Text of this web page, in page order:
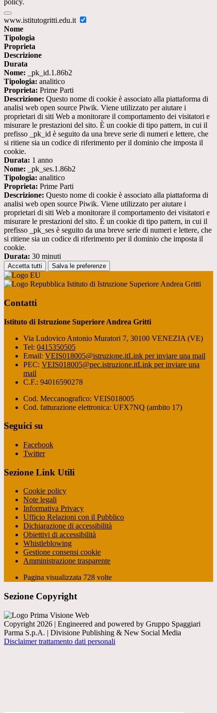
policy.
www.istitutogritti.edu.it
Nome
Tipologia
Proprieta
Descrizione
Durata
Nome: _pk_id.1.86b2
Tipologia: analitico
Proprieta: Prime Parti
Descrizione: Questo nome di cookie è associato alla piattaforma di
analisi web open source Piwik. Viene utilizzato per aiutare i
proprietari di siti Web a monitorare il comportamento dei visitatori e
misurare le prestazioni del sito. È un cookie di tipo pattern, in cui il
prefisso _pk_id è seguito da una breve serie di numeri e lettere, che
si ritiene sia un codice di riferimento per il dominio che imposta il
cookie.
Durata: 1 anno
Nome: _pk_ses.1.86b2
Tipologia: analitico
Proprieta: Prime Parti
Descrizione: Questo nome di cookie è associato alla piattaforma di
analisi web open source Piwik. Viene utilizzato per aiutare i
proprietari di siti Web a monitorare il comportamento dei visitatori e
misurare le prestazioni del sito. È un cookie di tipo pattern, in cui il
prefisso _pk_ses è seguito da una breve serie di numeri e lettere, che
si ritiene sia un codice di riferimento per il dominio che imposta il
cookie.
Durata: 30 minuti
Accetta tutti Salva le preferenze
Istituto di Istruzione Superiore Andrea Gritti
Contatti
Istituto di Istruzione Superiore Andrea Gritti
Via Ludovico Antonio Muratori 7, 30100 VENEZIA (VE)
Tel: 0415350505
Email: VEIS018005@istruzione.itLink per inviare una mail
PEC: VEIS018005@pec.istruzione.itLink per inviare una
mail
C.F.: 94016590278
Cod. Meccanografico: VEIS018005
Cod. fatturazione elettronica: UFX7NQ (ambito 17)
Seguici su
Facebook
Twitter
Sezione Link Utili
Cookie policy
Note legali
Informativa Privacy
Ufficio Relazioni con il Pubblico
Dichiarazione di accessibilità
Obiettivi di accessibilità
Whistleblowing
Gestione consensi cookie
Amministrazione trasparente
Pagina visualizzata 728 volte
Sezione Copyright
Copyright 2026 | Engineered and powered by Gruppo Spaggiari
Parma S.p.A. | Divisione Publishing & New Social Media
Disclaimer trattamento dati personali